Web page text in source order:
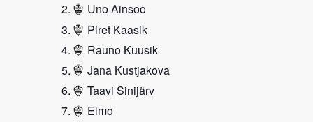
Uno Ainsoo
Piret Kaasik
Rauno Kuusik
Jana Kustjakova
Taavi Sinijärv
Elmo